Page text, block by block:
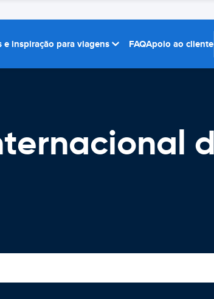
e inspiração para viagens FAQApoio ao cliente